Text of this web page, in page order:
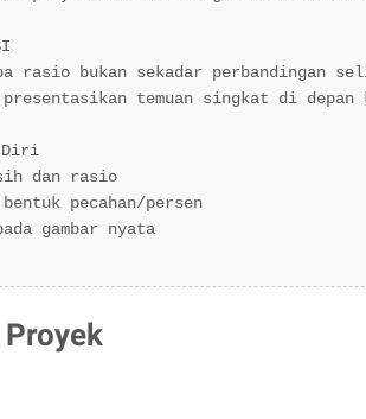
rasio bukan sekadar perbandingan
temuan singkat di depan
Diri
dan rasio
pecahan/persen
gambar nyata